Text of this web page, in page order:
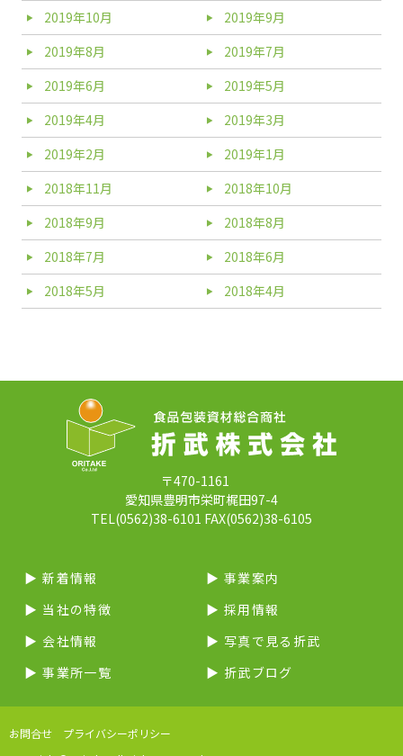
2019年10月
2019年9月
2019年8月
2019年7月
2019年6月
2019年5月
2019年4月
2019年3月
2019年2月
2019年1月
2018年11月
2018年10月
2018年9月
2018年8月
2018年7月
2018年6月
2018年5月
2018年4月
〒470-1161
愛知県豊明市栄町梶田97-4
TEL(0562)38-6101 FAX(0562)38-6105
▶︎ 新着情報
▶︎ 当社の特徴
▶︎ 会社情報
▶︎ 事業所一覧
▶︎ 事業案内
▶︎ 採用情報
▶︎ 写真で見る折武
▶︎ 折武ブログ
お問合せ
プライバシーポリシー